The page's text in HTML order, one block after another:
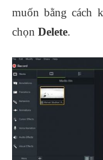
muốn bằng cách
chọn Delete.